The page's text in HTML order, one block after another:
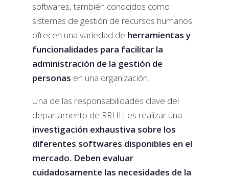
softwares, también conocidos como
sistemas de gestión de recursos humanos
ofrecen una variedad de herramientas y
funcionalidades para facilitar la
administración de la gestión de
personas en una organización.
Una de las responsabilidades clave del
departamento de RRHH es realizar una
investigación exhaustiva sobre los
diferentes softwares disponibles en el
mercado. Deben evaluar
cuidadosamente las necesidades de la